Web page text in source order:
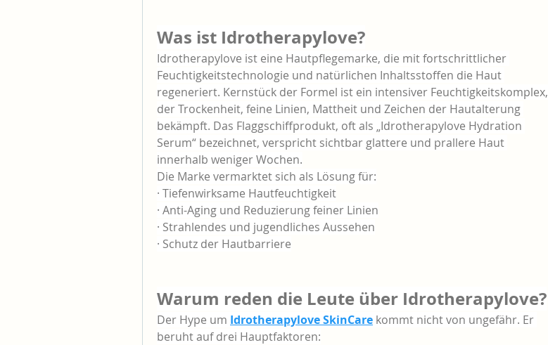
Was ist Idrotherapylove?
Idrotherapylove ist eine Hautpflegemarke, die mit fortschrittlicher
Feuchtigkeitstechnologie und natürlichen Inhaltsstoffen die Haut
regeneriert. Kernstück der Formel ist ein intensiver Feuchtigkeitskomplex,
der Trockenheit, feine Linien, Mattheit und Zeichen der Hautalterung
bekämpft. Das Flaggschiffprodukt, oft als „Idrotherapylove Hydration
Serum“ bezeichnet, verspricht sichtbar glattere und prallere Haut
innerhalb weniger Wochen.
Die Marke vermarktet sich als Lösung für:
· Tiefenwirksame Hautfeuchtigkeit
· Anti-Aging und Reduzierung feiner Linien
· Strahlendes und jugendliches Aussehen
· Schutz der Hautbarriere
Warum reden die Leute über Idrotherapylove?
Der Hype um Idrotherapylove SkinCare kommt nicht von ungefähr. Er
beruht auf drei Hauptfaktoren: